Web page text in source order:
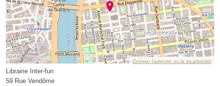
Corriger l’adresse ou la localisation
Librairie Inter-fun
59 Rue Vendôme